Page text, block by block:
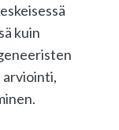
kuin